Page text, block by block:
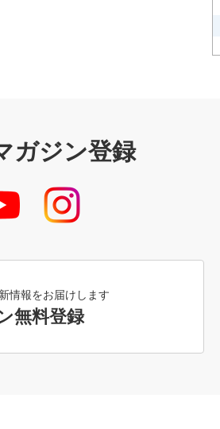
ガジン登録
情報をお届けします
無料登録